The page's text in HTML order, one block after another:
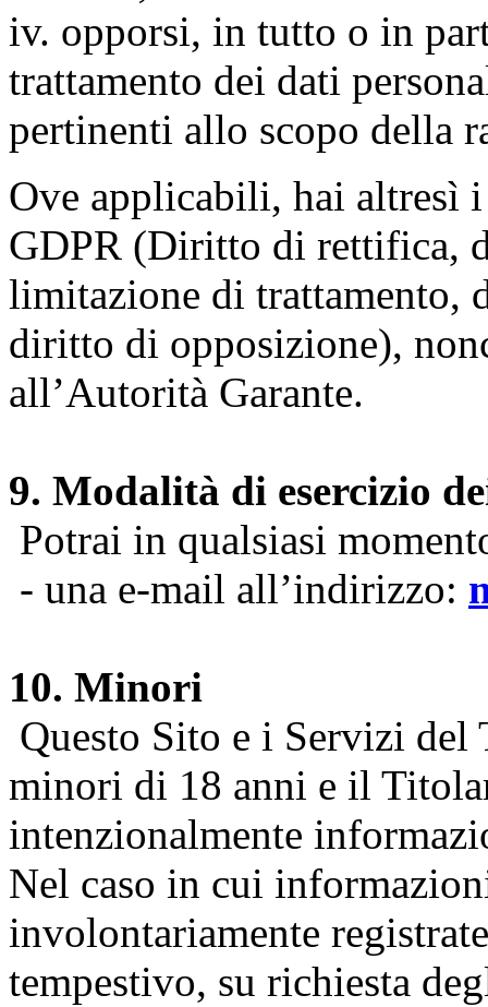
iv. opporsi, in tutto o in
trattamento dei dati
pertinenti allo scopo della
Ove applicabili, hai
GDPR (Diritto di rettifica,
limitazione di trattamento,
diritto di opposizione),
all’Autorità Garante.
9. Modalità di esercizio
Potrai in qualsiasi
- una e-mail all’indirizzo:
10. Minori
Questo Sito e i Servizi del
minori di 18 anni e il
intenzionalmente
Nel caso in cui
involontariamente
tempestivo, su richiesta